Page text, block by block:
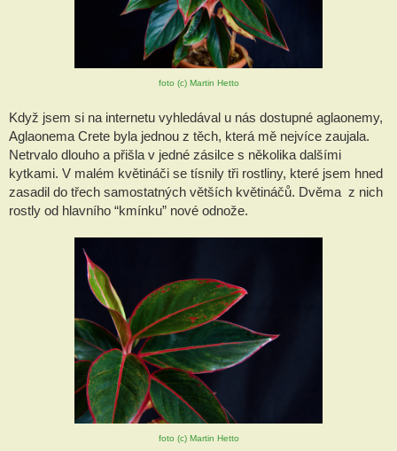
foto (c) Martin Hetto
Když jsem si na internetu vyhledával u nás dostupné aglaonemy,
Aglaonema Crete byla jednou z těch, která mě nejvíce zaujala.
Netrvalo dlouho a přišla v jedné zásilce s několika dalšími
kytkami. V malém květináči se tísnily tři rostliny, které jsem hned
zasadil do třech samostatných větších květináčů. Dvěma  z nich
rostly od hlavního “kmínku” nové odnože.
foto (c) Martin Hetto